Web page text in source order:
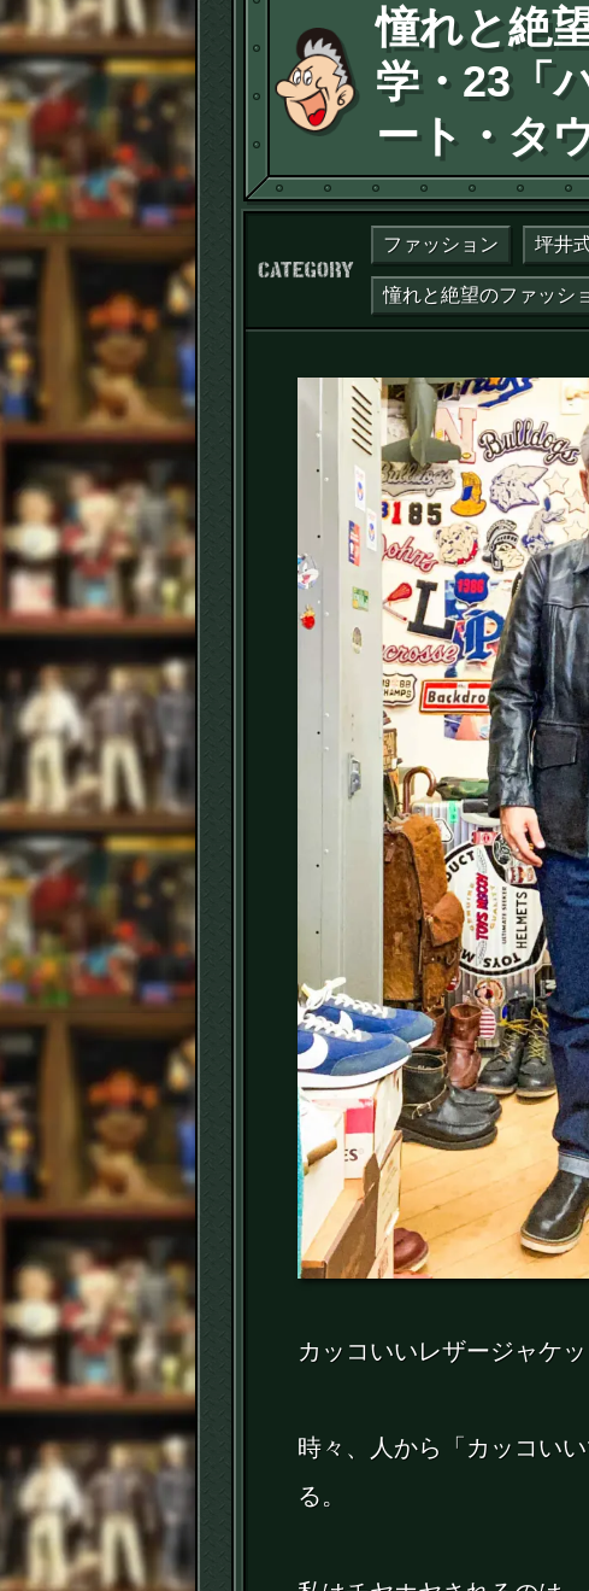
憧れと絶
学・23「
ート・タ
カテゴリー：
ファッション 坪井
カッコいいレザージャケッ
時々、人から「カッコい
る。